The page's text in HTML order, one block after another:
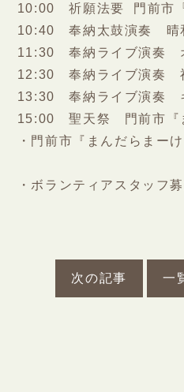
初参り・七五三ご
仏前結婚式
生前戒名
境内墓地
お問い合わせ
海禅寺新聞
10:00　祈願法要  門前市
10:40　奉納太鼓演奏　晴
11:30　奉納ライブ演奏　
12:30　奉納ライブ演奏
13:30　奉納ライブ演奏　
15:00　聖天祭　門前市
・門前市『まんだらまー
・ボランティアスタッフ
次の記事 一